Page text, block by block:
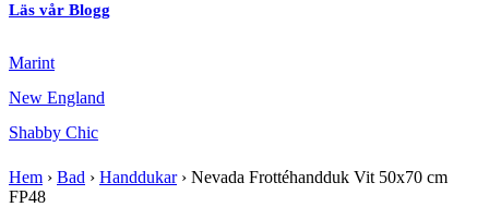
Läs vår Blogg
Marint
New England
Shabby Chic
Hem › Bad › Handdukar› Nevada Frottéhandduk Vit 50x70 cm
FP48